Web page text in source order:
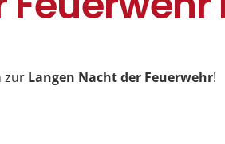
zur Langen Nacht der Feuerwehr!